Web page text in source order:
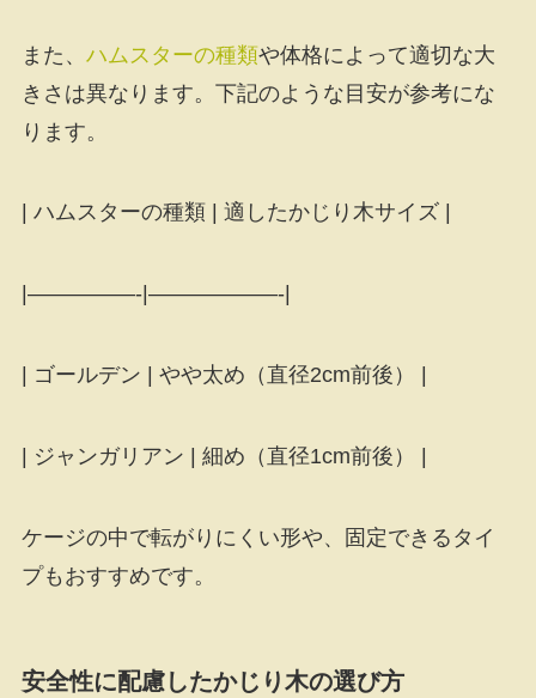
また、 ハムスターの種類や体格によって適切な大
きさは異なります。下記のような目安が参考にな
ります。
| ハムスターの種類 | 適したかじり木サイズ |
|—————-|——————-|
| ゴールデン | やや太め（直径2cm前後） |
| ジャンガリアン | 細め（直径1cm前後） |
ケージの中で転がりにくい形や、固定できるタイ
プもおすすめです。
安全性に配慮したかじり木の選び方